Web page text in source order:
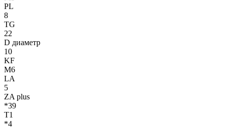
PL
8
TG
22
D диаметр
10
KF
M6
LA
5
ZA plus
*39
T1
*4